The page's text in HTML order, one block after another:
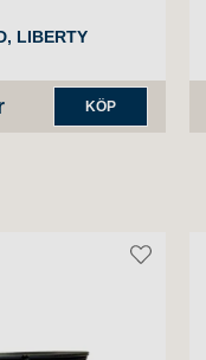
LIBERTY
KÖP